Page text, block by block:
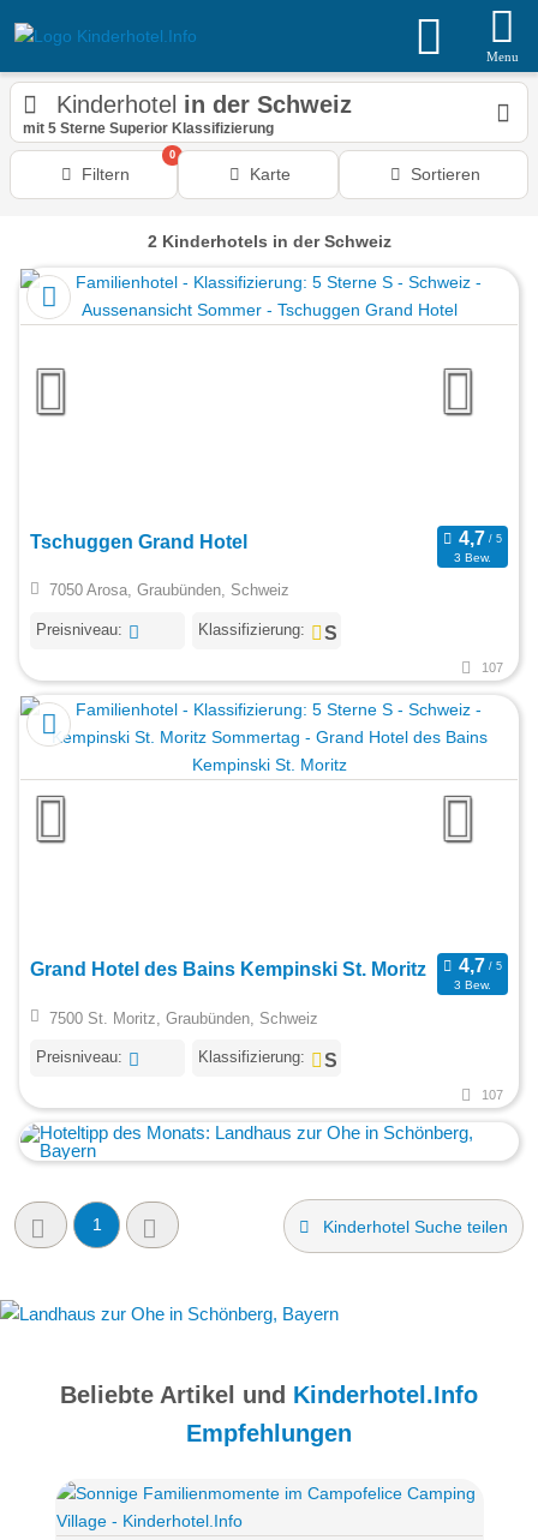
Menu
Kinderhotel in der Schweiz
mit 5 Sterne Superior Klassifizierung
Filtern
0
Karte Sortieren
2 Kinderhotels in der Schweiz
Tschuggen Grand Hotel
3 Bew.
7050 Arosa, Graubünden, Schweiz
Preisniveau: Klassifizierung:
107
Grand Hotel des Bains Kempinski St. Moritz
3 Bew.
7500 St. Moritz, Graubünden, Schweiz
Preisniveau: Klassifizierung:
107
1 Kinderhotel Suche teilen
Beliebte Artikel und Kinderhotel.Info
Empfehlungen